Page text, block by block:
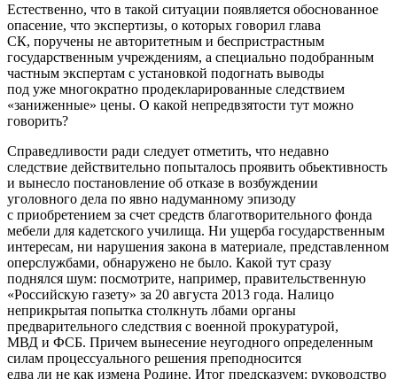
Естественно, что в такой ситуации появляется обоснованное
опасение, что экспертизы, о которых говорил глава
СК, поручены не авторитетным и беспристрастным
государственным учреждениям, а специально подобранным
частным экспертам с установкой подогнать выводы
под уже многократно продекларированные следствием
«заниженные» цены. О какой непредвзятости тут можно
говорить?
Справедливости ради следует отметить, что недавно
следствие действительно попыталось проявить обьективность
и вынесло постановление об отказе в возбуждении
уголовного дела по явно надуманному эпизоду
с приобретением за счет средств благотворительного фонда
мебели для кадетского училища. Ни ущерба государственным
интересам, ни нарушения закона в материале, представленном
оперслужбами, обнаружено не было. Какой тут сразу
поднялся шум: посмотрите, например, правительственную
«Российскую газету» за 20 августа 2013 года. Налицо
неприкрытая попытка столкнуть лбами органы
предварительного следствия с военной прокуратурой,
МВД и ФСБ. Причем вынесение неугодного определенным
силам процессуального решения преподносится
едва ли не как измена Родине. Итог предсказуем: руководство